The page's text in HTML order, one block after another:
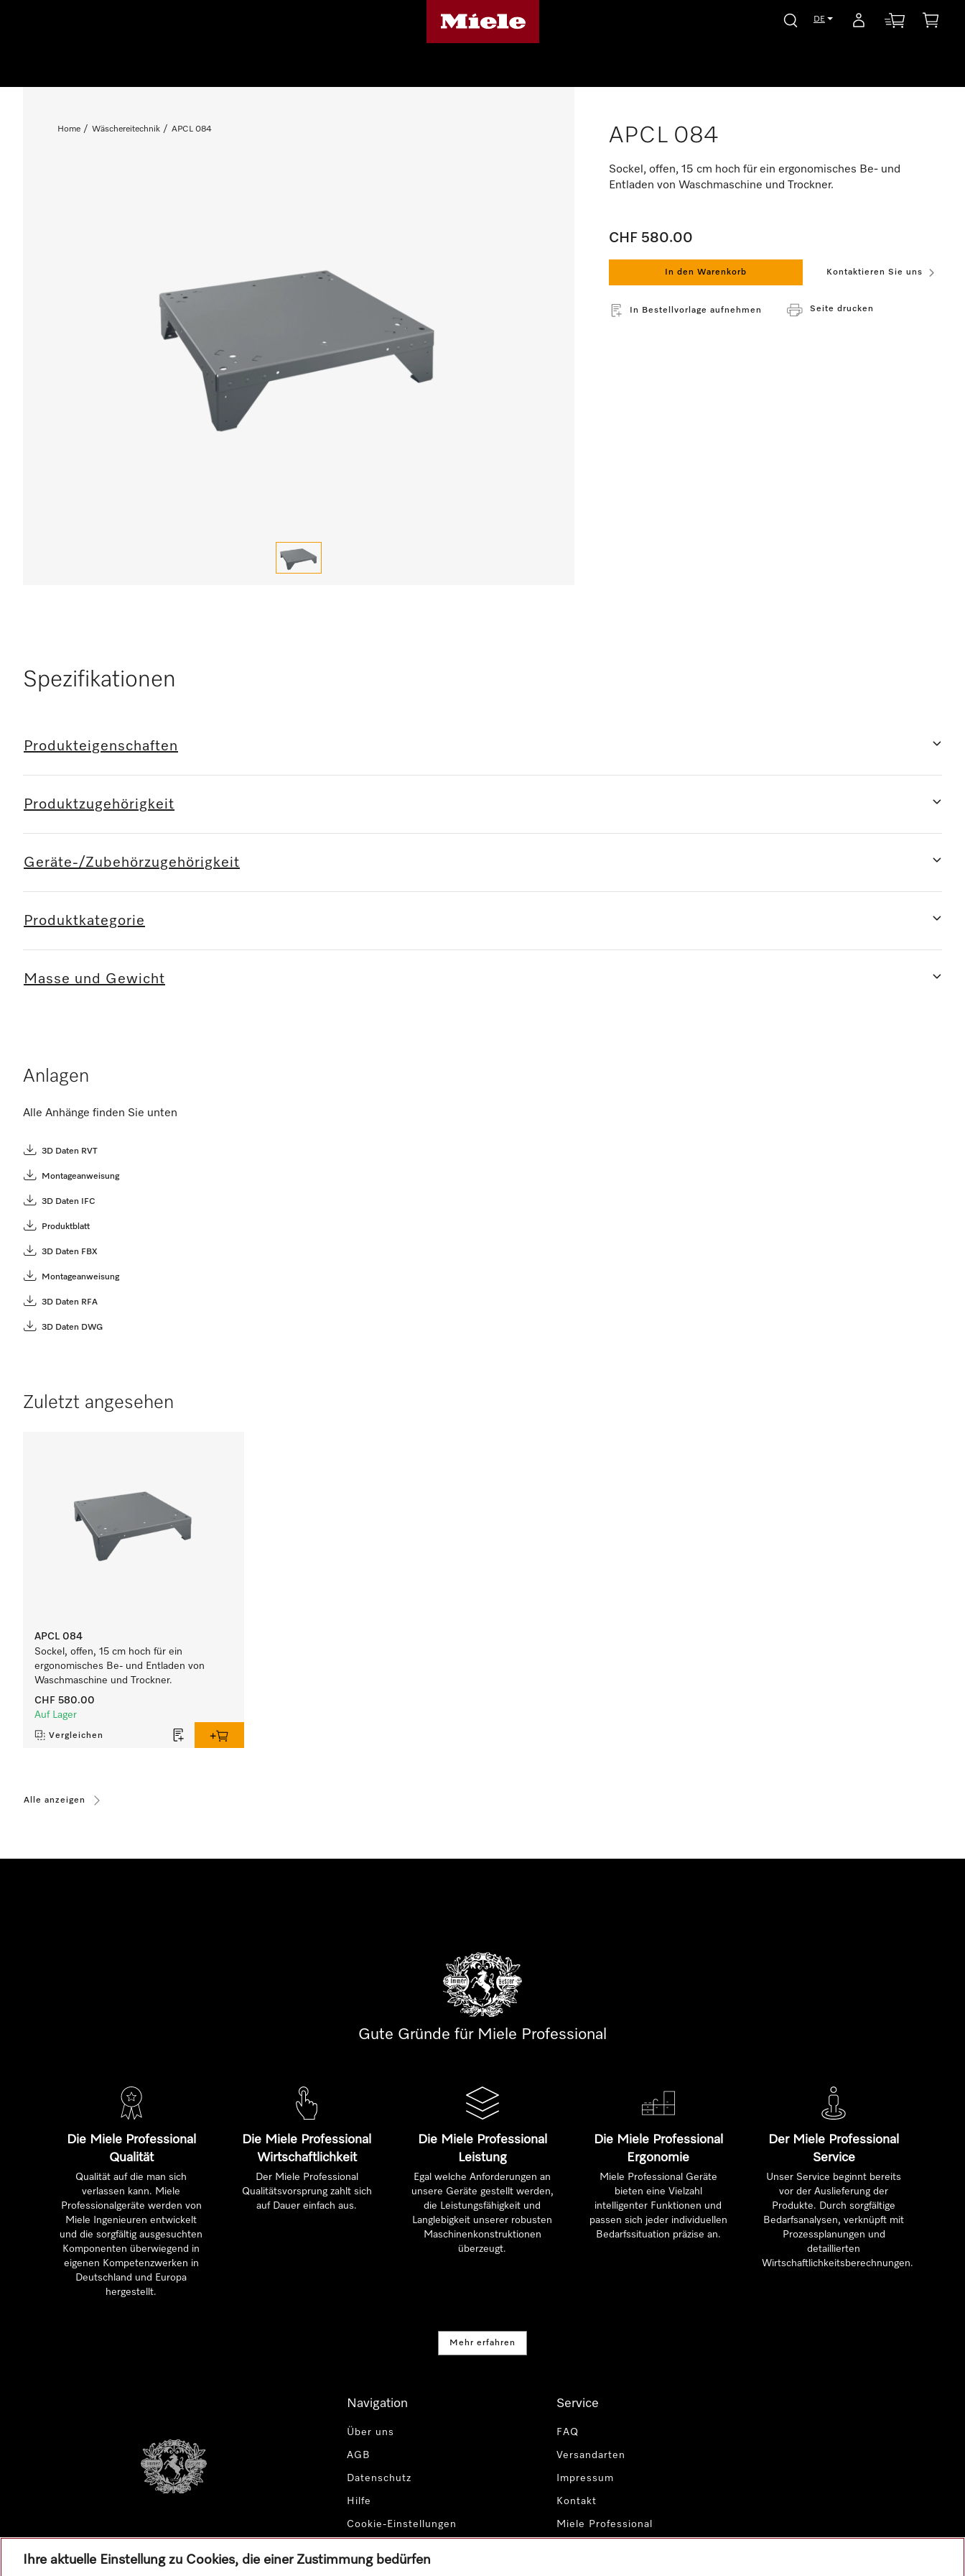
DE
Home Wäschereitechnik APCL 084 APCL 084
Sockel, offen, 15 cm hoch für ein ergonomisches Be- und
Entladen von Waschmaschine und Trockner.
CHF 580.00
In den Warenkorb Kontaktieren Sie uns
In Bestellvorlage aufnehmen Seite drucken
Spezifikationen
Produkteigenschaften
Produktzugehörigkeit
Geräte-/Zubehörzugehörigkeit
Produktkategorie
Masse und Gewicht
Anlagen
Alle Anhänge finden Sie unten
3D Daten RVT
Montageanweisung
3D Daten IFC
Produktblatt
3D Daten FBX
Montageanweisung
3D Daten RFA
3D Daten DWG
Zuletzt angesehen
APCL 084
Sockel, offen, 15 cm hoch für ein
ergonomisches Be- und Entladen von
Waschmaschine und Trockner.
CHF 580.00
Auf Lager
Vergleichen
Alle anzeigen
Gute Gründe für Miele Professional
Die Miele Professional
Qualität
Qualität auf die man sich
verlassen kann. Miele
Professionalgeräte werden von
Miele Ingenieuren entwickelt
und die sorgfältig ausgesuchten
Komponenten überwiegend in
eigenen Kompetenzwerken in
Deutschland und Europa
hergestellt.
Die Miele Professional
Wirtschaftlichkeit
Der Miele Professional
Qualitätsvorsprung zahlt sich
auf Dauer einfach aus.
Die Miele Professional
Leistung
Egal welche Anforderungen an
unsere Geräte gestellt werden,
die Leistungsfähigkeit und
Langlebigkeit unserer robusten
Maschinenkonstruktionen
überzeugt.
Die Miele Professional
Ergonomie
Miele Professional Geräte
bieten eine Vielzahl
intelligenter Funktionen und
passen sich jeder individuellen
Bedarfssituation präzise an.
Der Miele Professional
Service
Unser Service beginnt bereits
vor der Auslieferung der
Produkte. Durch sorgfältige
Bedarfsanalysen, verknüpft mit
Prozessplanungen und
detaillierten
Wirtschaftlichkeitsberechnungen.
Mehr erfahren
Navigation
Über uns
AGB
Datenschutz
Hilfe
Cookie-Einstellungen
Service
FAQ
Versandarten
Impressum
Kontakt
Miele Professional
Ihre aktuelle Einstellung zu Cookies, die einer Zustimmung bedürfen